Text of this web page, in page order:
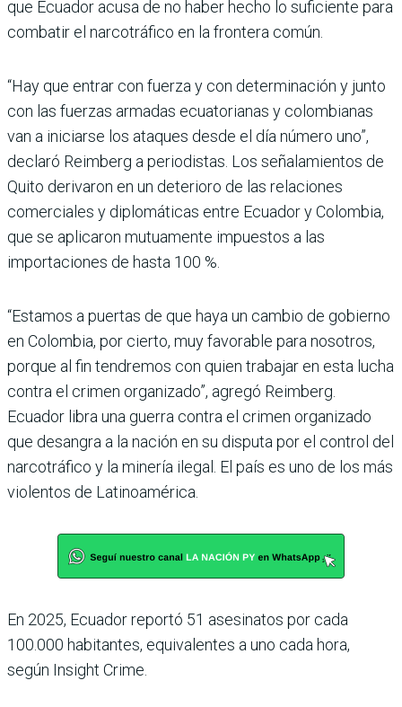
que Ecuador acusa de no haber hecho lo suficiente para
combatir el narcotráfico en la frontera común.
“Hay que entrar con fuerza y con determinación y junto
con las fuerzas armadas ecuatorianas y colombianas
van a iniciarse los ataques desde el día número uno”,
declaró Reimberg a periodistas. Los señalamientos de
Quito derivaron en un deterioro de las relaciones
comerciales y diplomáticas entre Ecuador y Colombia,
que se aplicaron mutuamente impuestos a las
importaciones de hasta 100 %.
“Estamos a puertas de que haya un cambio de gobierno
en Colombia, por cierto, muy favorable para nosotros,
porque al fin tendremos con quien trabajar en esta lucha
contra el crimen organizado”, agregó Reimberg.
Ecuador libra una guerra contra el crimen organizado
que desangra a la nación en su disputa por el control del
narcotráfico y la minería ilegal. El país es uno de los más
violentos de Latinoamérica.
En 2025, Ecuador reportó 51 asesinatos por cada
100.000 habitantes, equivalentes a uno cada hora,
según Insight Crime.